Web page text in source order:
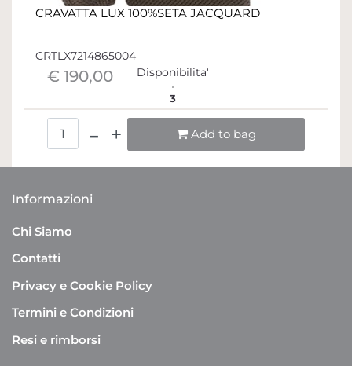
CRAVATTA LUX 100%SETA JACQUARD
CRTLX7214865004
€ 190,00 Disponibilita'
3
Add to bag
Informazioni
Chi Siamo
Contatti
Privacy e Cookie Policy
Termini e Condizioni
Resi e rimborsi